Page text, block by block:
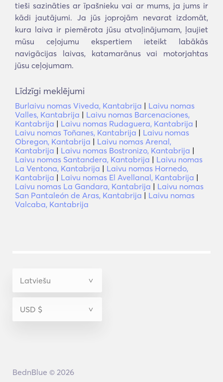
tieši sazināties ar īpašnieku vai ar mums, ja jums ir
kādi jautājumi. Ja jūs joprojām nevarat izdomāt,
kura laiva ir piemērota jūsu atvaļinājumam, ļaujiet
mūsu ceļojumu ekspertiem ieteikt labākās
navigācijas laivas, katamarānus vai motorjahtas
jūsu ceļojumam.
Līdzīgi meklējumi
Burlaivu nomas Viveda, Kantabrija | Laivu nomas
Valles, Kantabrija | Laivu nomas Barcenaciones,
Kantabrija | Laivu nomas Rudaguera, Kantabrija |
Laivu nomas Toñanes, Kantabrija | Laivu nomas
Obregon, Kantabrija | Laivu nomas Arenal,
Kantabrija | Laivu nomas Bostronizo, Kantabrija |
Laivu nomas Santandera, Kantabrija | Laivu nomas
La Ventona, Kantabrija | Laivu nomas Hornedo,
Kantabrija | Laivu nomas El Avellanal, Kantabrija |
Laivu nomas La Gandara, Kantabrija | Laivu nomas
San Pantaleón de Aras, Kantabrija | Laivu nomas
Valcaba, Kantabrija
BednBlue © 2026